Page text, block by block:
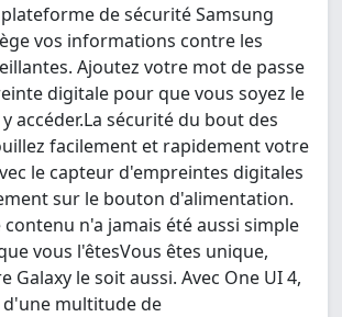
de sécurité Samsung
vos informations contre les
Ajoutez votre mot de passe
digitale pour que vous soyez le
accéder.La sécurité du bout des
facilement et rapidement votre
le capteur d'empreintes digitales
sur le bouton d'alimentation.
contenu n'a jamais été aussi simple
vous l'êtesVous êtes unique,
Galaxy le soit aussi. Avec One UI 4,
d'une multitude de